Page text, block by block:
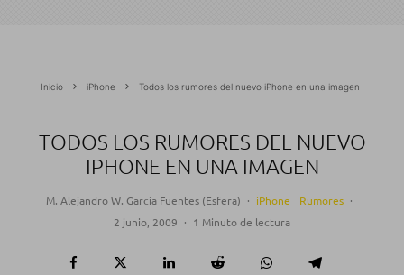
Inicio iPhone Todos los rumores del nuevo iPhone en una imagen
TODOS LOS RUMORES DEL NUEVO
IPHONE EN UNA IMAGEN
M. Alejandro W. García Fuentes (Esfera) · iPhone Rumores ·
2 junio, 2009 · 1 Minuto de lectura